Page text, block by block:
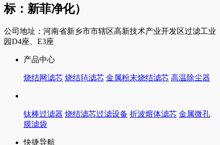
标：新菲净化）
公司地址：河南省新乡市市辖区高新技术产业开发区过滤工业
园D4座、E3座
产品中心
烧结网滤芯 烧结毡滤芯 金属粉末烧结滤芯 高温除尘器
钛棒过滤器 烧结滤芯过滤设备 折波熔体滤芯 金属微孔
膜滤袋
快捷导航